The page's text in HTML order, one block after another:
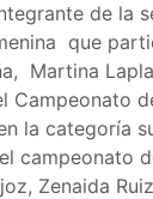
de la
que
Martina
Campeonato
la categoría
campeonato
Zenaida